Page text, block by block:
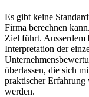
Es gibt keine
Firma berechnen
Ziel führt. Ausserdem
Interpretation der
überlassen, die sich
praktischer Erfahrung
werden.